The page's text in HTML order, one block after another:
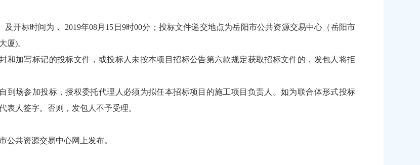
开标时间为， 2019年08月15日9时00分；投标文件递交地点为岳阳市公共资源交易中心（岳阳市
厦)。
和加写标记的投标文件，或投标人未按本项目招标公告第六款规定获取招标文件的，发包人将拒
到场参加投标，授权委托代理人必须为拟任本招标项目的施工项目负责人。如为联合体形式投标
表人签字。否则，发包人不予受理。
公共资源交易中心网上发布。